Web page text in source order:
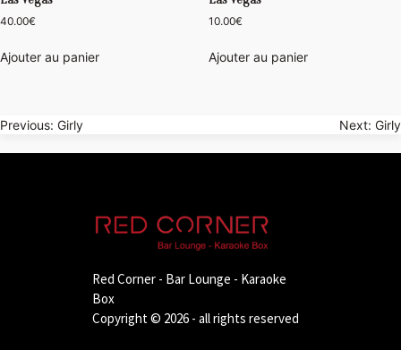
40.00€
Ajouter au panier
10.00€
Ajouter au panier
Navigation
de
Previous: Girly Next: Girly
Red Corner - Bar Lounge - Karaoke
Box
Copyright © 2026 - all rights reserved